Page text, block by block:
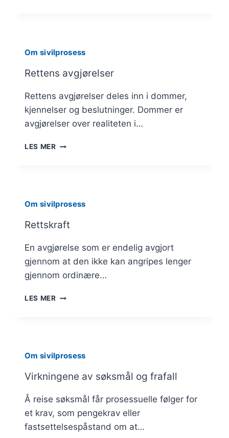
Om sivilprosess
Rettens avgjørelser
Rettens avgjørelser deles inn i dommer,
kjennelser og beslutninger. Dommer er
avgjørelser over realiteten i…
LES MERRETTENS
Om sivilprosess
Rettskraft
En avgjørelse som er endelig avgjort
gjennom at den ikke kan angripes lenger
gjennom ordinære…
LES MERRETTSKRAFT
Om sivilprosess
Virkningene av søksmål og frafall
Å reise søksmål får prosessuelle følger for
et krav, som pengekrav eller
fastsettelsespåstand om at…